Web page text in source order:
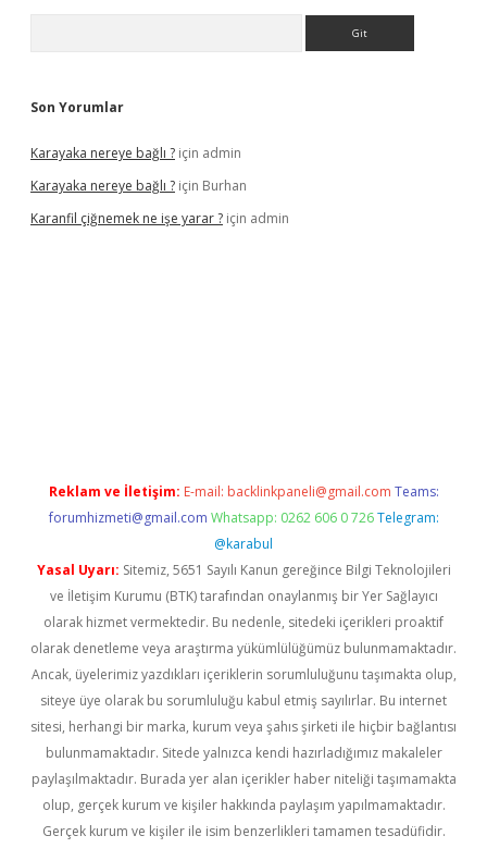
Son Yorumlar
Karayaka nereye bağlı ? için admin
Karayaka nereye bağlı ? için Burhan
Karanfil çiğnemek ne işe yarar ? için admin
Reklam ve İletişim: E-mail: backlinkpaneli@gmail.com Teams:
forumhizmeti@gmail.com Whatsapp: 0262 606 0 726 Telegram:
@karabul
Yasal Uyarı: Sitemiz, 5651 Sayılı Kanun gereğince Bilgi Teknolojileri
ve İletişim Kurumu (BTK) tarafından onaylanmış bir Yer Sağlayıcı
olarak hizmet vermektedir. Bu nedenle, sitedeki içerikleri proaktif
olarak denetleme veya araştırma yükümlülüğümüz bulunmamaktadır.
Ancak, üyelerimiz yazdıkları içeriklerin sorumluluğunu taşımakta olup,
siteye üye olarak bu sorumluluğu kabul etmiş sayılırlar. Bu internet
sitesi, herhangi bir marka, kurum veya şahıs şirketi ile hiçbir bağlantısı
bulunmamaktadır. Sitede yalnızca kendi hazırladığımız makaleler
paylaşılmaktadır. Burada yer alan içerikler haber niteliği taşımamakta
olup, gerçek kurum ve kişiler hakkında paylaşım yapılmamaktadır.
Gerçek kurum ve kişiler ile isim benzerlikleri tamamen tesadüfidir.